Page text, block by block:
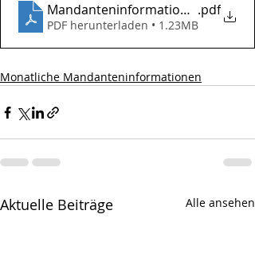
Mandanteninformationen_12_2024
.pdf
PDF herunterladen • 1.23MB
Monatliche Mandanteninformationen
Aktuelle Beiträge Alle ansehen